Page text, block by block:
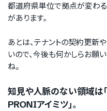
都道府県単位で拠点が変わ
があります。
あとは、テナントの契約更新
いので、今後も何かしらお願
ね。
知見や人脈のない領域は
PRONIアイミツ」。